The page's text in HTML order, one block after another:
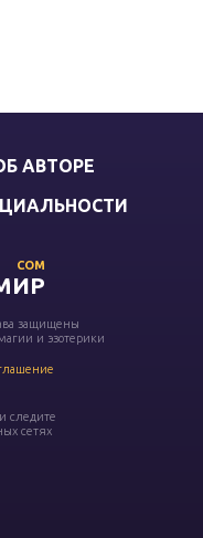
АВТОРЕ
COM
защищены
и эзотерики
следите
сетях